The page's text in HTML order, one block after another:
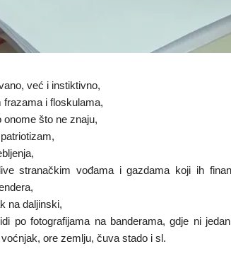
već i instiktivno,
frazama i floskulama,
što ne znaju,
stranačkim vođama i gazdama koji ih
na daljinski,
po fotografijama na banderama, gdje ni
ore zemlju, čuva stado i sl.